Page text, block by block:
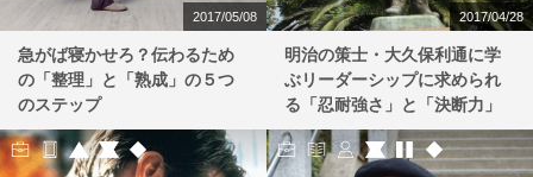
2017/05/08
急がば寝かせろ？伝わるため
の「整理」と「熟成」の５つ
のステップ
2017/04/28
明治の策士・大久保利通に学
ぶリーダーシップに求められ
る「忍耐強さ」と「決断力」